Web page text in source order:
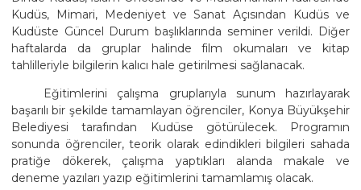
Kudüs, Mimari, Medeniyet ve Sanat Açısından Kudüs ve
Kudüste Güncel Durum başlıklarında seminer verildi. Diğer
haftalarda da gruplar halinde film okumaları ve kitap
tahlilleriyle bilgilerin kalıcı hale getirilmesi sağlanacak.
Eğitimlerini çalışma gruplarıyla sunum hazırlayarak
başarılı bir şekilde tamamlayan öğrenciler, Konya Büyükşehir
Belediyesi tarafından Kudüse götürülecek. Programın
sonunda öğrenciler, teorik olarak edindikleri bilgileri sahada
pratiğe dökerek, çalışma yaptıkları alanda makale ve
deneme yazıları yazıp eğitimlerini tamamlamış olacak.